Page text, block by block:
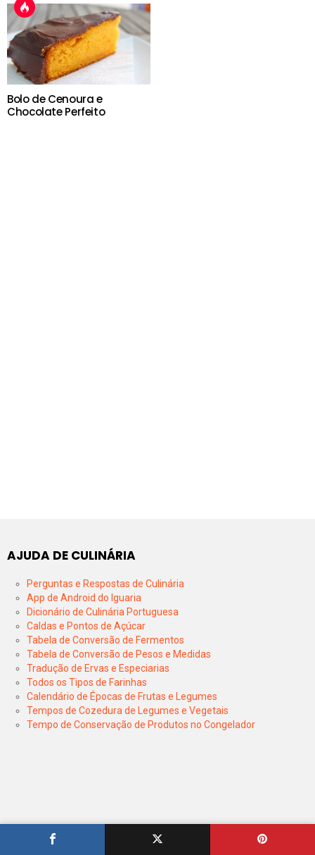
Bolo de Cenoura e
Chocolate Perfeito
AJUDA DE CULINÁRIA
Perguntas e Respostas de Culinária
App de Android do Iguaria
Dicionário de Culinária Portuguesa
Caldas e Pontos de Açúcar
Tabela de Conversão de Fermentos
Tabela de Conversão de Pesos e Medidas
Tradução de Ervas e Especiarias
Todos os Tipos de Farinhas
Calendário de Épocas de Frutas e Legumes
Tempos de Cozedura de Legumes e Vegetais
Tempo de Conservação de Produtos no Congelador